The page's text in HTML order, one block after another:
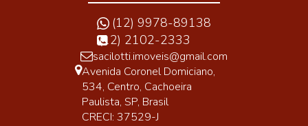
(12) 9978-89138
(12) 2102-2333
sacilotti.imoveis@gmail.com
Avenida Coronel Domiciano,
534, Centro, Cachoeira
Paulista, SP, Brasil
CRECI: 37529-J